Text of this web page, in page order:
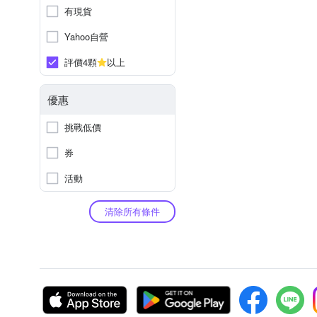
有現貨
Yahoo自營
評價4顆
以上
優惠
挑戰低價
券
活動
清除所有條件